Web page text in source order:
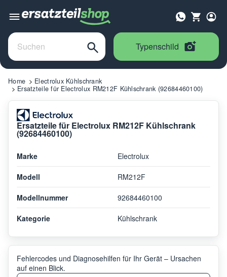
Typenschild
Home
Electrolux Kühlschrank
Ersatzteile für Electrolux RM212F Kühlschrank (92684460100)
Ersatzteile für Electrolux RM212F Kühlschrank
(92684460100)
Marke Electrolux
Modell RM212F
Modellnummer 92684460100
Kategorie Kühlschrank
Fehlercodes und Diagnosehilfen für Ihr Gerät – Ursachen
auf einen Blick.